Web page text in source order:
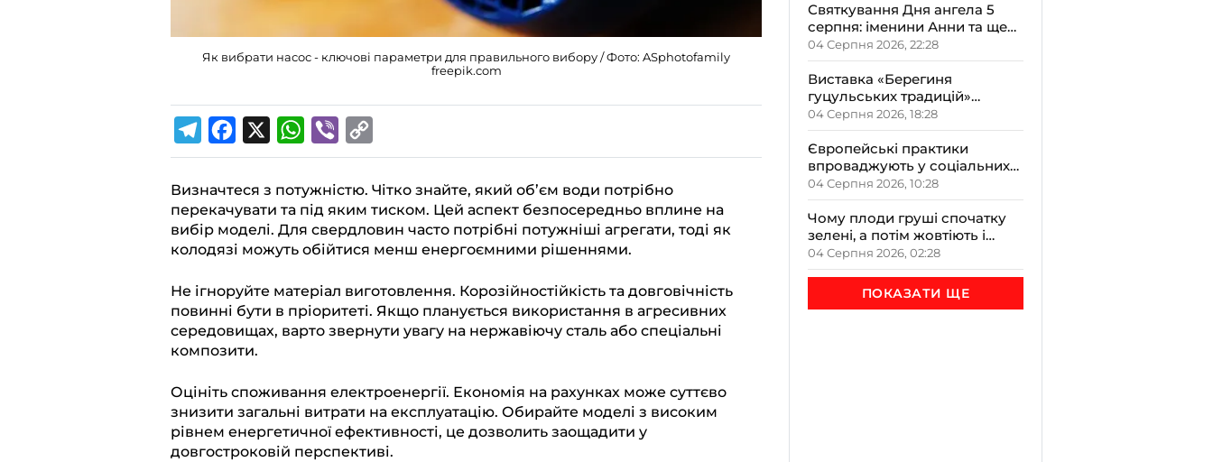
Як вибрати насос - ключові параметри для правильного вибору / Фото: ASphotofamily
freepik.com
e
l
e
g
a
m
a
c
e
b
o
k
W
h
a
t
s
p
p
i
b
e
r
o
p
y
L
n
k
Визначтеся з потужністю. Чітко знайте, який об’єм води потрібно
перекачувати та під яким тиском. Цей аспект безпосередньо вплине на
вибір моделі. Для свердловин часто потрібні потужніші агрегати, тоді як
колодязі можуть обійтися менш енергоємними рішеннями.
Не ігноруйте матеріал виготовлення. Корозійностійкість та довговічність
повинні бути в пріоритеті. Якщо планується використання в агресивних
середовищах, варто звернути увагу на нержавіючу сталь або спеціальні
композити.
Оцініть споживання електроенергії. Економія на рахунках може суттєво
знизити загальні витрати на експлуатацію. Обирайте моделі з високим
рівнем енергетичної ефективності, це дозволить заощадити у
довгостроковій перспективі.
Святкування Дня ангела 5
серпня: іменини Анни та ще
двох імен – кого вітати і що не
можна робити цього дня
04 Серпня 2026, 22:28
Виставка «Берегиня
гуцульських традицій»
відкрилась на Верховині
04 Серпня 2026, 18:28
Європейські практики
впроваджують у соціальних
закладах Прикарпаття на
обговоренні в ОДА
04 Серпня 2026, 10:28
Чому плоди груші спочатку
зелені, а потім жовтіють і
чорніють всередині
04 Серпня 2026, 02:28
ПОКАЗАТИ ЩЕ